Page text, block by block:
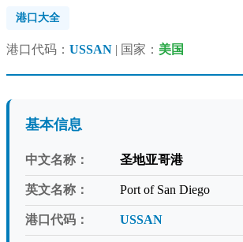
港口大全
港口代码： USSAN | 国家： 美国
基本信息
中文名称： 圣地亚哥港
英文名称： Port of San Diego
港口代码： USSAN